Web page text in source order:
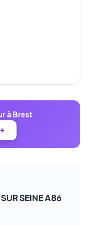
à Brest
SEINE A86